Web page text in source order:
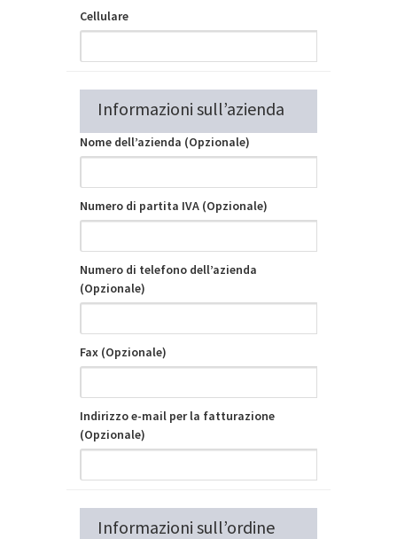
Cellulare
Informazioni sull’azienda
Nome dell’azienda (Opzionale)
Numero di partita IVA (Opzionale)
Numero di telefono dell’azienda
(Opzionale)
Fax (Opzionale)
Indirizzo e-mail per la fatturazione
(Opzionale)
Informazioni sull’ordine